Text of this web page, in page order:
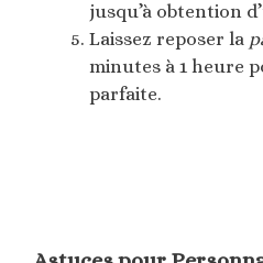
jusqu’à obtention
Laissez reposer la
minutes à 1 heure
parfaite.